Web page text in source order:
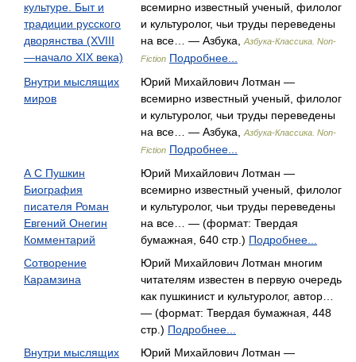
культуре. Быт и
традиции русского
дворянства (XVIII
—начало XIX века)
всемирно известный ученый, филолог
и культуролог, чьи труды переведены
на все… — Азбука,
Азбука-Классика. Non-
Fiction Подробнее...
Внутри мыслящих
миров
Юрий Михайлович Лотман —
всемирно известный ученый, филолог
и культуролог, чьи труды переведены
на все… — Азбука,
Азбука-Классика. Non-
Fiction Подробнее...
А С Пушкин
Биография
писателя Роман
Евгений Онегин
Комментарий
Юрий Михайлович Лотман —
всемирно известный ученый, филолог
и культуролог, чьи труды переведены
на все… — (формат: Твердая
бумажная, 640 стр.) Подробнее...
Сотворение
Карамзина
Юрий Михайлович Лотман многим
читателям известен в первую очередь
как пушкинист и культуролог, автор…
— (формат: Твердая бумажная, 448
стр.) Подробнее...
Внутри мыслящих
Юрий Михайлович Лотман —